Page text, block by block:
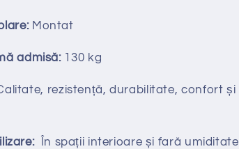
Montat
admisă: 130 kg
rezistență, durabilitate, confort și
În spații interioare și fară umiditate